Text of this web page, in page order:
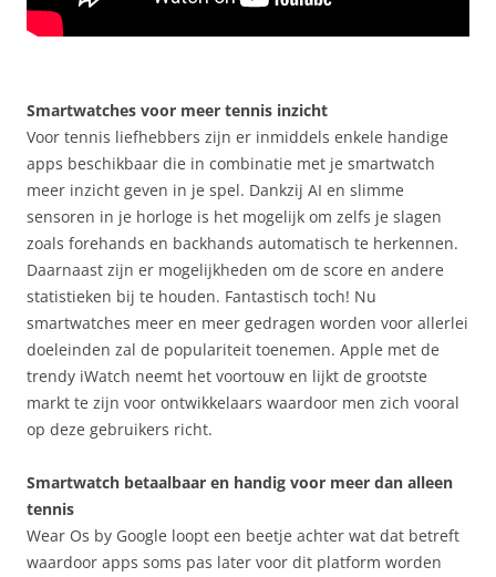
Smartwatches voor meer tennis inzicht
Voor tennis liefhebbers zijn er inmiddels enkele handige
apps beschikbaar die in combinatie met je smartwatch
meer inzicht geven in je spel. Dankzij AI en slimme
sensoren in je horloge is het mogelijk om zelfs je slagen
zoals forehands en backhands automatisch te herkennen.
Daarnaast zijn er mogelijkheden om de score en andere
statistieken bij te houden. Fantastisch toch! Nu
smartwatches meer en meer gedragen worden voor allerlei
doeleinden zal de populariteit toenemen. Apple met de
trendy iWatch neemt het voortouw en lijkt de grootste
markt te zijn voor ontwikkelaars waardoor men zich vooral
op deze gebruikers richt.
Smartwatch betaalbaar en handig voor meer dan alleen
tennis
Wear Os by Google loopt een beetje achter wat dat betreft
waardoor apps soms pas later voor dit platform worden